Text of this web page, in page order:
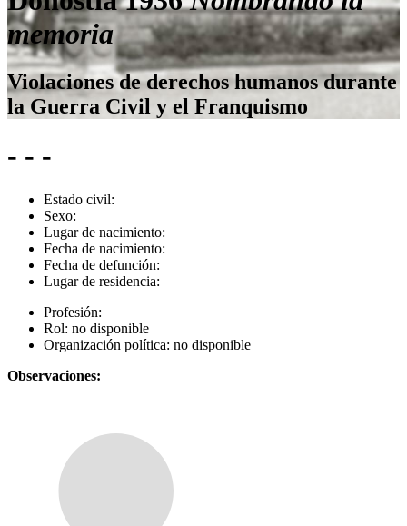
memoria
Violaciones de derechos humanos durante
la Guerra Civil y el Franquismo
- - -
Estado civil:
Sexo:
Lugar de nacimiento:
Fecha de nacimiento:
Fecha de defunción:
Lugar de residencia:
Profesión:
Rol: no disponible
Organización política: no disponible
Observaciones: